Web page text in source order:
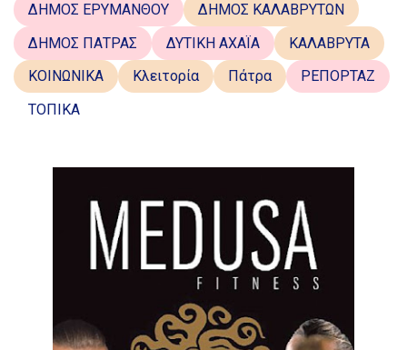
ΔΗΜΟΣ ΕΡΥΜΑΝΘΟΥ
ΔΗΜΟΣ ΚΑΛΑΒΡΥΤΩΝ
ΔΗΜΟΣ ΠΑΤΡΑΣ
ΔΥΤΙΚΗ ΑΧΑΪΑ
ΚΑΛΑΒΡΥΤΑ
ΚΟΙΝΩΝΙΚΑ
Κλειτορία Πάτρα
ΡΕΠΟΡΤΑΖ
ΤΟΠΙΚΑ